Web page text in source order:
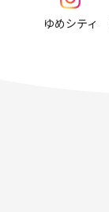
ゆめシティ